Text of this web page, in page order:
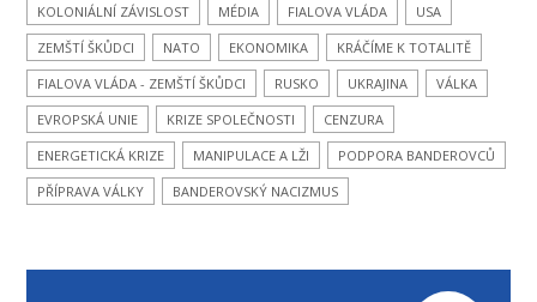
KOLONIÁLNÍ ZÁVISLOST MÉDIA FIALOVA VLÁDA
USA
ZEMŠTÍ ŠKŮDCI
NATO EKONOMIKA
KRÁČÍME K TOTALITĚ
FIALOVA VLÁDA - ZEMŠTÍ ŠKŮDCI
RUSKO UKRAJINA
VÁLKA
EVROPSKÁ UNIE
KRIZE SPOLEČNOSTI
CENZURA
ENERGETICKÁ KRIZE
MANIPULACE A LŽI
PODPORA BANDEROVCŮ
PŘÍPRAVA VÁLKY
BANDEROVSKÝ NACIZMUS